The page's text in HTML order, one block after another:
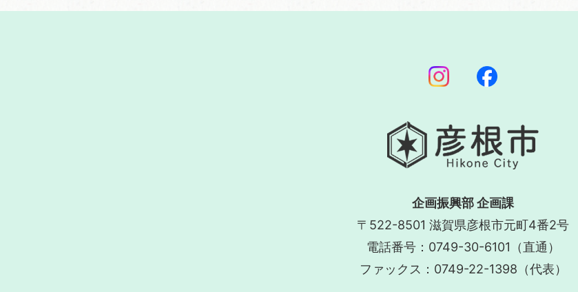
企画振興部 企画課
〒522-8501 滋賀県彦根市元町4番2号
電話番号：0749-30-6101（直通）
ファックス：0749-22-1398（代表）